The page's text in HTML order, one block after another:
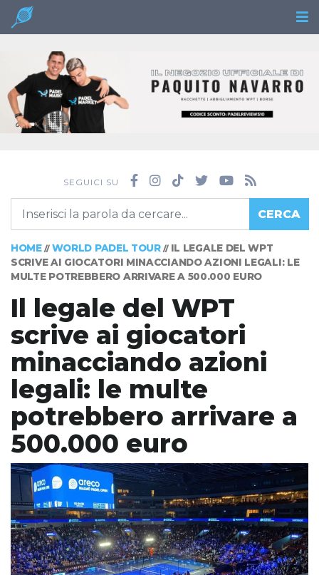
SEGUICI SU
CERCA
HOME// WORLD PADEL TOUR// IL LEGALE DEL WPT
SCRIVE AI GIOCATORI MINACCIANDO AZIONI LEGALI: LE
MULTE POTREBBERO ARRIVARE A 500.000 EURO
Il legale del WPT
scrive ai giocatori
minacciando azioni
legali: le multe
potrebbero arrivare a
500.000 euro